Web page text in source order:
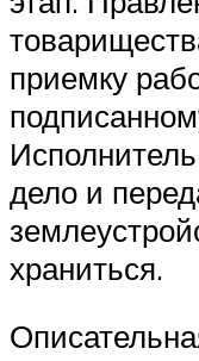
приемку
дело и
храниться.